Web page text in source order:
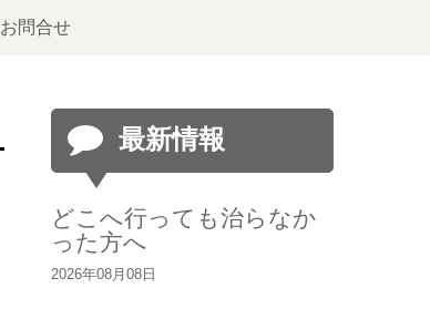
お問合せ
最新情報
どこへ行っても治らなか
った方へ
2026年08月08日